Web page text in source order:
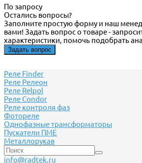
По запросу
Остались вопросы?
Заполните простую форму и наш
вами! Задать вопрос о товаре -
характеристики, помочь подобрать
Задать вопрос
Реле Finder
Реле Релеон
Реле Relpol
Реле Сondor
Реле контроля фаз
Фотореле
Однофазные трансформаторы
Пускатели ПМЕ
Металлорукав
info@radtek.ru